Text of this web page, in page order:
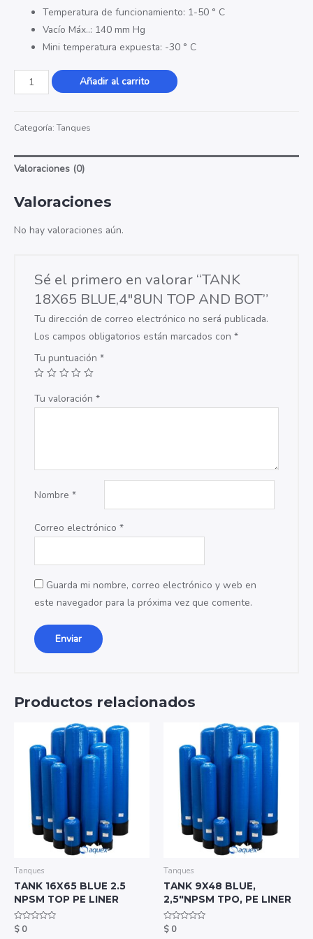
Temperatura de funcionamiento: 1-50 ° C
Vacío Máx..: 140 mm Hg
Mini temperatura expuesta: -30 ° C
TANK
18X65
TOP
BOT
Añadir al carrito
Categoría:Tanques
Valoraciones (0)
Valoraciones
No hay valoraciones aún.
Sé el primero en valorar “TANK
18X65 BLUE,4″8UN TOP AND BOT”
Tu dirección de correo electrónico no será publicada.
Los campos obligatorios están marcados con*
Tu puntuación*
Tu valoración*
Nombre*
Correo electrónico*
Guarda mi nombre, correo electrónico y web en
este navegador para la próxima vez que comente.
Productos relacionados
Tanques
TANK 16X65 BLUE 2.5
NPSM TOP PE LINER
Valorado
con
$ 0
Tanques
TANK 9X48 BLUE,
2,5″NPSM TPO, PE LINER
Valorado
con
$ 0